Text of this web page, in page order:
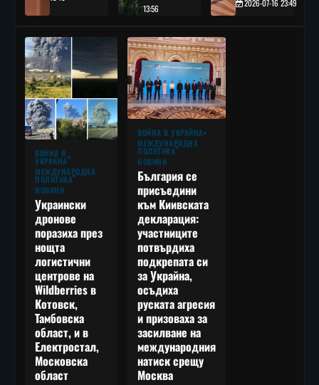
13:56
2026-07-16 23:49
ВОЙНА В
УКРАЙНА
МЕЖДУНАРОДНА
ПОЛИТИКА
НОВИНИ
Украински
дронове
поразиха през
нощта
логистични
центрове на
Wildberries в
Котовск,
Тамбовска
област, и в
Електростал,
Московска
област
ВОЙНА В УКРАЙНА
МЕЖДУНАРОДНА
ПОЛИТИКА
НОВИНИ
България се
присъедини
към Киивската
декларация:
участниците
потвърдиха
подкрепата си
за Украйна,
осъдиха
руската агресия
и призоваха за
засилване на
международния
натиск срещу
Москва